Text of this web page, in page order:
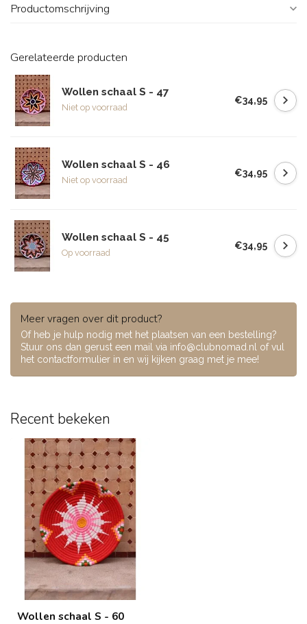
Productomschrijving
Gerelateerde producten
Wollen schaal S - 47
Niet op voorraad
€34,95
Wollen schaal S - 46
Niet op voorraad
€34,95
Wollen schaal S - 45
Op voorraad
€34,95
Meer vragen over dit product?
Of heb je hulp nodig met het plaatsen van een bestelling?
Stuur ons dan gerust een mail via info@clubnomad.nl of vul
het contactformulier in en wij kijken graag met je mee!
Recent bekeken
Wollen schaal S - 60